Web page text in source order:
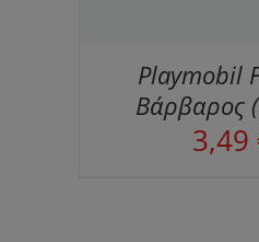
Playmobil
Βάρβαρος
3,49